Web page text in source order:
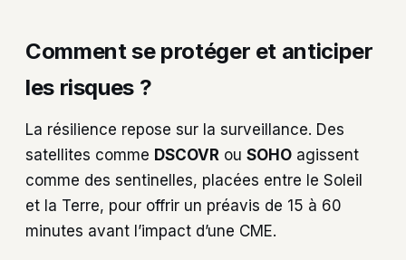
Comment se protéger et anticiper
les risques ?
La résilience repose sur la surveillance. Des
satellites comme DSCOVR ou SOHO agissent
comme des sentinelles, placées entre le Soleil
et la Terre, pour offrir un préavis de 15 à 60
minutes avant l’impact d’une CME.